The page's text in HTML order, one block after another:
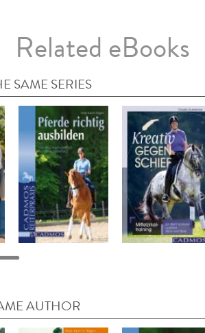
Related eBooks
SAME SERIES
AUTHOR